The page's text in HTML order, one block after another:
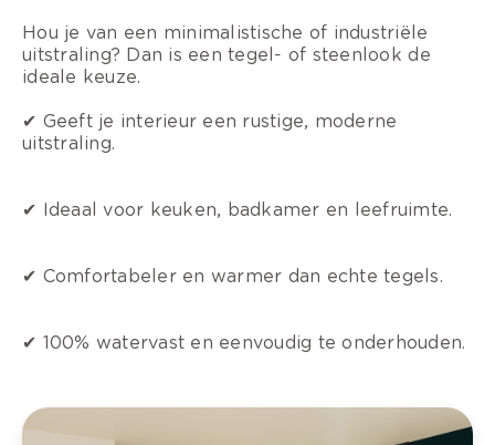
Hou je van een minimalistische of industriële
uitstraling? Dan is een tegel- of steenlook de
ideale keuze.
✔ Geeft je interieur een rustige, moderne
uitstraling.
✔ Ideaal voor keuken, badkamer en leefruimte.
✔ Comfortabeler en warmer dan echte tegels.
✔ 100% watervast en eenvoudig te onderhouden.